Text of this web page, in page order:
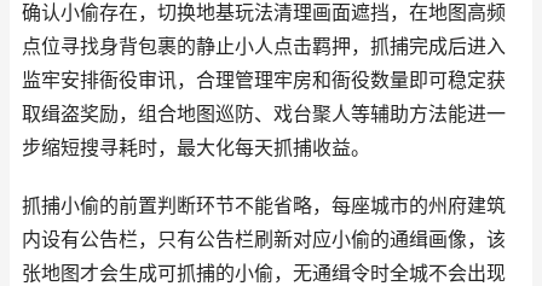
确认小偷存在，切换地基玩法清理画面遮挡，在地图高频
点位寻找身背包裹的静止小人点击羁押，抓捕完成后进入
监牢安排衙役审讯，合理管理牢房和衙役数量即可稳定获
取缉盗奖励，组合地图巡防、戏台聚人等辅助方法能进一
步缩短搜寻耗时，最大化每天抓捕收益。
抓捕小偷的前置判断环节不能省略，每座城市的州府建筑
内设有公告栏，只有公告栏刷新对应小偷的通缉画像，该
张地图才会生成可抓捕的小偷，无通缉令时全城不会出现